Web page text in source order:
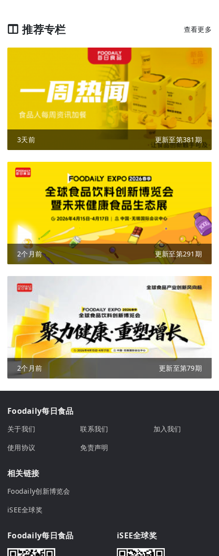
推荐专栏 查看更多
3天前 更新至第381期
2个月前 更新至第291期
2个月前 更新至第79期
Foodaily每日食品
关于我们 联系我们
加入我们
使用协议
免责声明
相关链接
Foodaily创新博览会
iSEE全球奖
Foodaily每日食品 iSEE全球奖